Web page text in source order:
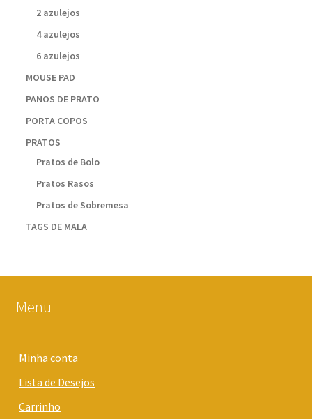
2 azulejos
4 azulejos
6 azulejos
MOUSE PAD
PANOS DE PRATO
PORTA COPOS
PRATOS
Pratos de Bolo
Pratos Rasos
Pratos de Sobremesa
TAGS DE MALA
Menu
Minha conta
Lista de Desejos
Carrinho